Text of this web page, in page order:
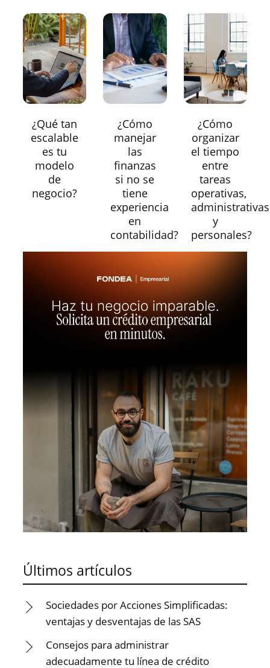
¿Qué tan
escalable
es tu
modelo
de
negocio?
¿Cómo
manejar
las
finanzas
si no se
tiene
experiencia
en
contabilidad?
¿Cómo
organizar
el tiempo
entre
tareas
operativas,
administrativas
y
personales?
Últimos artículos
Sociedades por Acciones Simplificadas:
ventajas y desventajas de las SAS
Consejos para administrar
adecuadamente tu línea de crédito